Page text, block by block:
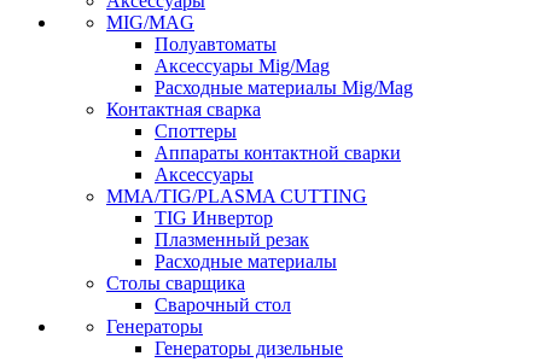
MIG/MAG
Полуавтоматы
Аксессуары Mig/Mag
Расходные материалы Mig/Mag
Контактная сварка
Споттеры
Аппараты контактной сварки
Аксессуары
MMA/TIG/PLASMA CUTTING
TIG Инвертор
Плазменный резак
Расходные материалы
Столы сварщика
Сварочный стол
Генераторы
Генераторы дизельные